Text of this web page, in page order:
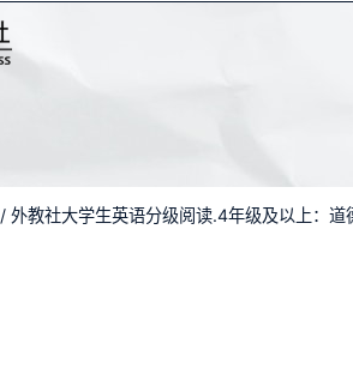
/ 外教社大学生英语分级阅读.4年级及以上：道